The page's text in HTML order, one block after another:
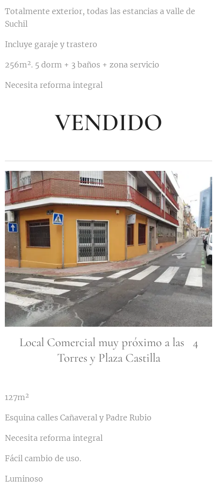
Totalmente exterior, todas las estancias a valle de
Suchil
Incluye garaje y trastero
256m². 5 dorm + 3 baños + zona servicio
Necesita reforma integral
VENDIDO
Local Comercial muy próximo a las 4
Torres y Plaza Castilla
127m²
Esquina calles Cañaveral y Padre Rubio
Necesita reforma integral
Fácil cambio de uso.
Luminoso